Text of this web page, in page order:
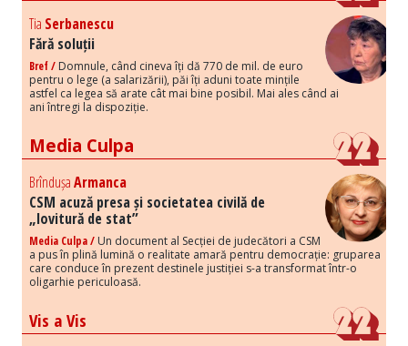
Tia Serbanescu
Fără soluții
Bref / Domnule, când cineva îți dă 770 de mil. de euro
pentru o lege (a salarizării), păi îți aduni toate mințile
astfel ca legea să arate cât mai bine posibil. Mai ales când ai
ani întregi la dispoziție.
Media Culpa
BrîndușaArmanca
CSM acuză presa și societatea civilă de
„lovitură de stat”
Media Culpa / Un document al Secției de judecători a CSM
a pus în plină lumină o realitate amară pentru democrație: gruparea
care conduce în prezent destinele justiției s-a transformat într-o
oligarhie periculoasă.
Vis a Vis